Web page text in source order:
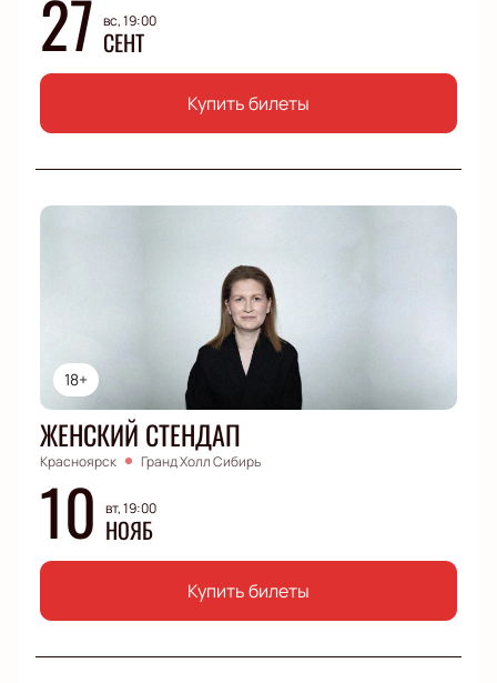
27 вс, 19:00
СЕНТ
Купить билеты
18+
ЖЕНСКИЙ СТЕНДАП
Красноярск Гранд Холл Сибирь
10 вт, 19:00
НОЯБ
Купить билеты